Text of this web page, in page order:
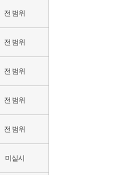
전 범위
전 범위
전 범위
전 범위
전 범위
미실시